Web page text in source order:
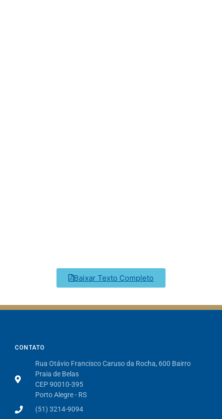
Baixar Texto Completo
CONTATO
Rua Otávio Francisco Caruso da Rocha, 600 Bairro
Praia de Belas
CEP 90010-395
Porto Alegre - RS
(51) 3214-9094